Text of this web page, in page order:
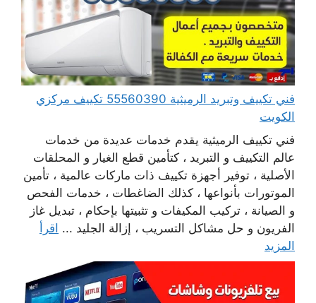
فني تكييف وتبريد الرميثية 55560390 تكييف مركزي
الكويت
فني تكييف الرميثية يقدم خدمات عديدة من خدمات
عالم التكييف و التبريد ، كتأمين قطع الغيار و المحلقات
الأصلية ، توفير أجهزة تكييف ذات ماركات عالمية ، تأمين
الموتورات بأنواعها ، كذلك الضاغطات ، خدمات الفحص
و الصيانة ، تركيب المكيفات و تثبيتها بإحكام ، تبديل غاز
الفريون و حل مشاكل التسريب ، إزالة الجليد ... اقرأ
المزيد